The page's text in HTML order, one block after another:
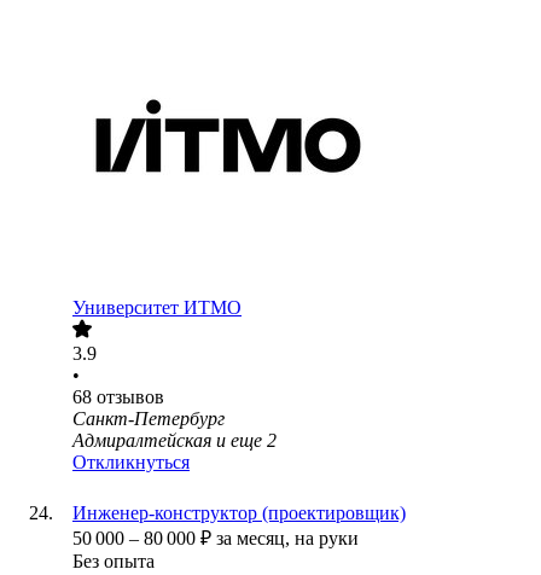
Университет ИТМО
3.9
•
68 отзывов
Санкт-Петербург
Адмиралтейская и еще 2
Откликнуться
Инженер-конструктор (проектировщик)
50 000 – 80 000 ₽ за месяц, на руки
Без опыта